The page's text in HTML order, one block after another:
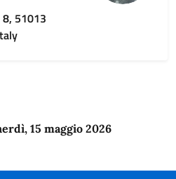
51013
15 maggio 2026